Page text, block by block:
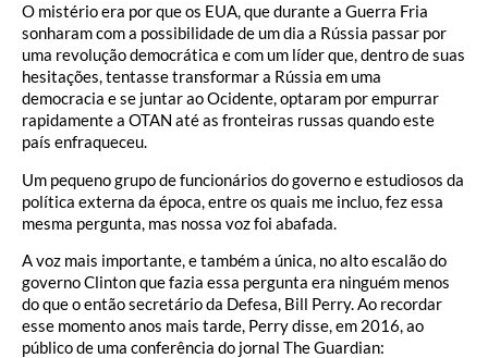
O mistério era por que os EUA, que durante a Guerra Fria
sonharam com a possibilidade de um dia a Rússia passar por
uma revolução democrática e com um líder que, dentro de suas
hesitações, tentasse transformar a Rússia em uma
democracia e se juntar ao Ocidente, optaram por empurrar
rapidamente a OTAN até as fronteiras russas quando este
país enfraqueceu.
Um pequeno grupo de funcionários do governo e estudiosos da
política externa da época, entre os quais me incluo, fez essa
mesma pergunta, mas nossa voz foi abafada.
A voz mais importante, e também a única, no alto escalão do
governo Clinton que fazia essa pergunta era ninguém menos
do que o então secretário da Defesa, Bill Perry. Ao recordar
esse momento anos mais tarde, Perry disse, em 2016, ao
público de uma conferência do jornal The Guardian: